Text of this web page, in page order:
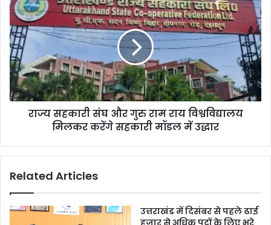
राज्य सहकारी संघ और गुरु राम राय विश्वविद्यालय
मिलकर करेंगे सहकारी मॉडल में उद्धार
Related Articles
उत्तराखंड में दिसंबर से पहले ढाई
हजार से अधिक पदों के लिए भरे